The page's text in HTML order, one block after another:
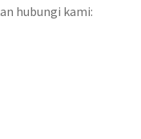
hubungi kami: